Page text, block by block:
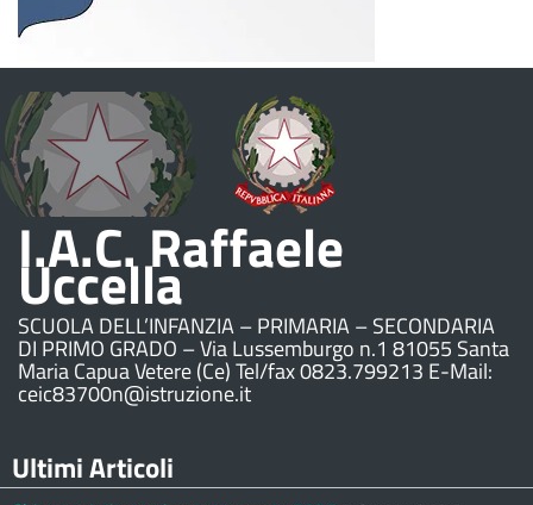
I.A.C. Raffaele
Uccella
SCUOLA DELL’INFANZIA – PRIMARIA – SECONDARIA
DI PRIMO GRADO – Via Lussemburgo n.1 81055 Santa
Maria Capua Vetere (Ce) Tel/fax 0823.799213 E-Mail:
ceic83700n@istruzione.it
Ultimi Articoli